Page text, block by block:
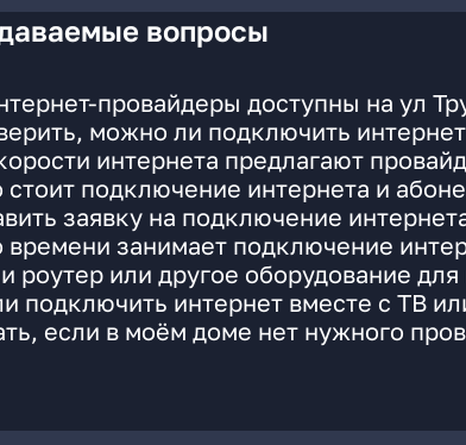
вопросы
провайдеры доступны на ул
можно ли подключить
интернета предлагают
подключение интернета и
заявку на подключение
времени занимает подключение
роутер или другое оборудование
подключить интернет вместе с ТВ
если в моём доме нет нужного